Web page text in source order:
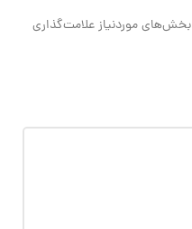
بخش‌های موردنیاز علامت‌گذاری